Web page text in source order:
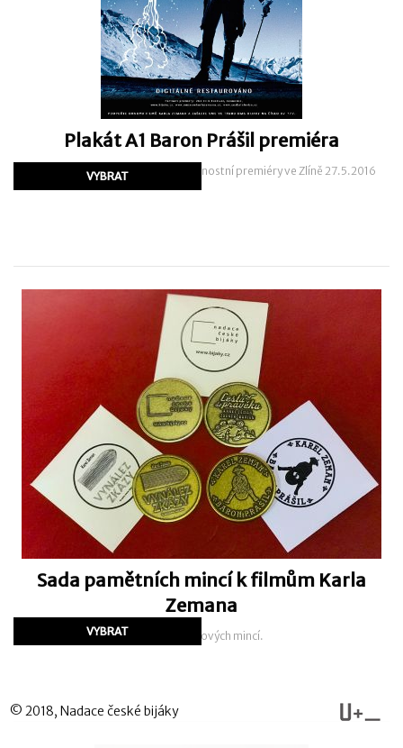
Plakát A1 Baron Prášil premiéra
Plakát A1 vydaný u příležitosti slavnostní premiéry ve Zlíně 27.5.2016
Sada pamětních mincí k filmům Karla
Zemana
Sada tří kovových mincí.
© 2018, Nadace české bijáky